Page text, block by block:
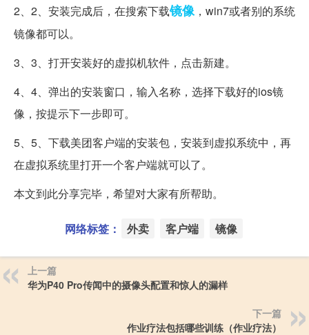
2、2、安装完成后，在搜索下载镜像，win7或者别的系统
镜像都可以。
3、3、打开安装好的虚拟机软件，点击新建。
4、4、弹出的安装窗口，输入名称，选择下载好的ios镜
像，按提示下一步即可。
5、5、下载美团客户端的安装包，安装到虚拟系统中，再
在虚拟系统里打开一个客户端就可以了。
本文到此分享完毕，希望对大家有所帮助。
网络标签： 外卖 客户端 镜像
上一篇
华为P40 Pro传闻中的摄像头配置和惊人的漏样
下一篇
作业疗法包括哪些训练（作业疗法）